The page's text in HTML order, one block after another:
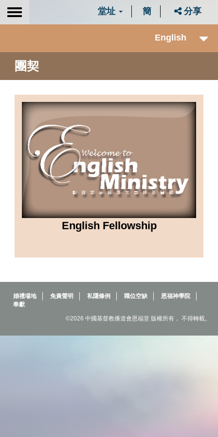
Toggle
堂址 簡 分享
English
團契
English Fellowship
婚禮場地 免責聲明 私隱條例 職位空缺
恩福神學院
奉獻
©2026 中國基督教播道會恩福堂 版權所有， 不得轉載。